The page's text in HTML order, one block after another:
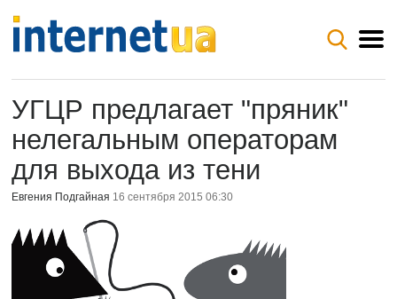
УГЦР предлагает "пряник"
нелегальным операторам
для выхода из тени
Евгения Подгайная 16 сентября 2015 06:30